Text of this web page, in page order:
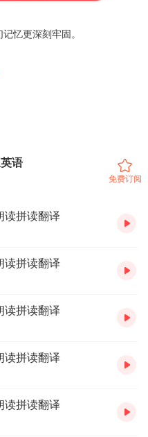
忆更深刻牢固。
语
免费订阅
读拼读翻译
读拼读翻译
读拼读翻译
读拼读翻译
读拼读翻译